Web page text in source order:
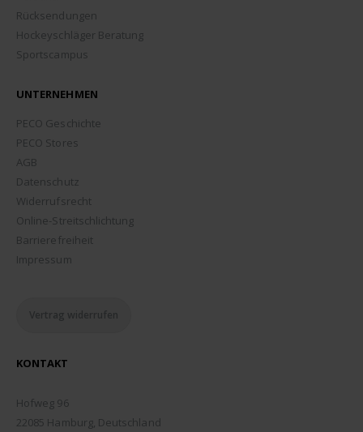
Rücksendungen
Hockeyschläger Beratung
Sportscampus
UNTERNEHMEN
PECO Geschichte
PECO Stores
AGB
Datenschutz
Widerrufsrecht
Online-Streitschlichtung
Barrierefreiheit
Impressum
Vertrag widerrufen
KONTAKT
Hofweg 96
22085 Hamburg, Deutschland